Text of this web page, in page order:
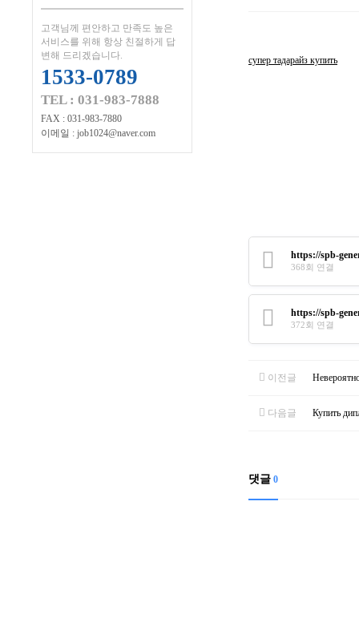
고객님께 편안하고 만족도 높은
서비스를 위해 항상 친절하게 답
변해 드리겠습니다.
1533-0789
TEL : 031-983-7888
FAX : 031-983-7880
이메일 : job1024@naver.com
супер тадарайз купить
https://spb-
368회 연결
https://spb-
372회 연결
이전글
다음글 Купить
댓글 0